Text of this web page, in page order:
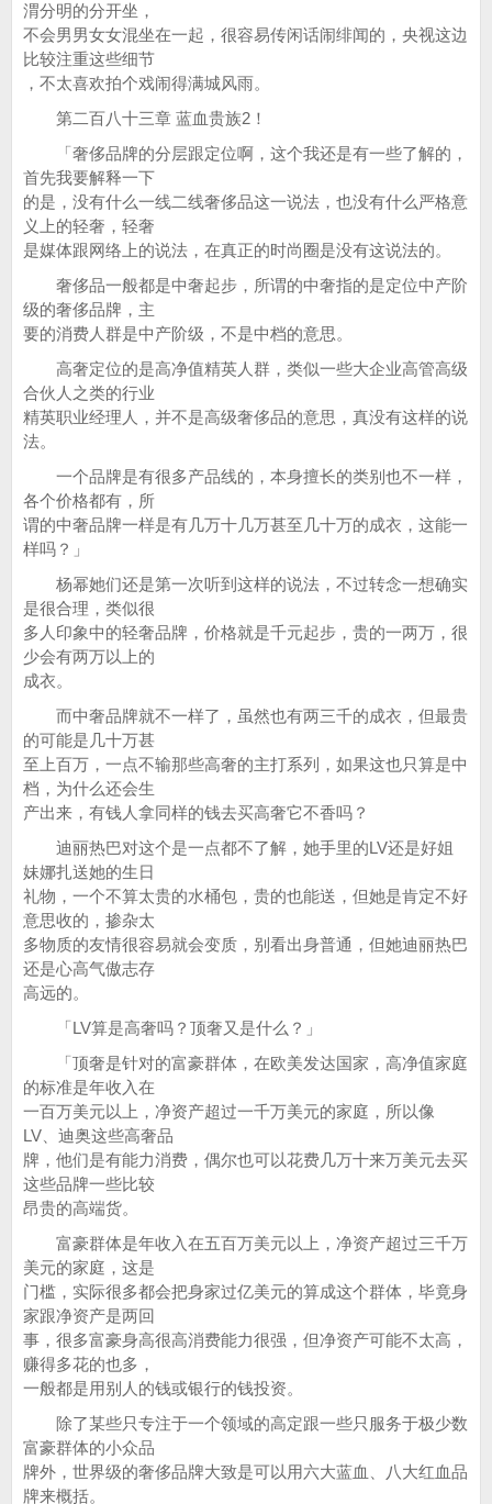
渭分明的分开坐，
不会男男女女混坐在一起，很容易传闲话闹绯闻的，央视这边
比较注重这些细节
，不太喜欢拍个戏闹得满城风雨。
第二百八十三章 蓝血贵族2！
「奢侈品牌的分层跟定位啊，这个我还是有一些了解的，
首先我要解释一下
的是，没有什么一线二线奢侈品这一说法，也没有什么严格意
义上的轻奢，轻奢
是媒体跟网络上的说法，在真正的时尚圈是没有这说法的。
奢侈品一般都是中奢起步，所谓的中奢指的是定位中产阶
级的奢侈品牌，主
要的消费人群是中产阶级，不是中档的意思。
高奢定位的是高净值精英人群，类似一些大企业高管高级
合伙人之类的行业
精英职业经理人，并不是高级奢侈品的意思，真没有这样的说
法。
一个品牌是有很多产品线的，本身擅长的类别也不一样，
各个价格都有，所
谓的中奢品牌一样是有几万十几万甚至几十万的成衣，这能一
样吗？」
杨幂她们还是第一次听到这样的说法，不过转念一想确实
是很合理，类似很
多人印象中的轻奢品牌，价格就是千元起步，贵的一两万，很
少会有两万以上的
成衣。
而中奢品牌就不一样了，虽然也有两三千的成衣，但最贵
的可能是几十万甚
至上百万，一点不输那些高奢的主打系列，如果这也只算是中
档，为什么还会生
产出来，有钱人拿同样的钱去买高奢它不香吗？
迪丽热巴对这个是一点都不了解，她手里的LV还是好姐
妹娜扎送她的生日
礼物，一个不算太贵的水桶包，贵的也能送，但她是肯定不好
意思收的，掺杂太
多物质的友情很容易就会变质，别看出身普通，但她迪丽热巴
还是心高气傲志存
高远的。
「LV算是高奢吗？顶奢又是什么？」
「顶奢是针对的富豪群体，在欧美发达国家，高净值家庭
的标准是年收入在
一百万美元以上，净资产超过一千万美元的家庭，所以像
LV、迪奥这些高奢品
牌，他们是有能力消费，偶尔也可以花费几万十来万美元去买
这些品牌一些比较
昂贵的高端货。
富豪群体是年收入在五百万美元以上，净资产超过三千万
美元的家庭，这是
门槛，实际很多都会把身家过亿美元的算成这个群体，毕竟身
家跟净资产是两回
事，很多富豪身高很高消费能力很强，但净资产可能不太高，
赚得多花的也多，
一般都是用别人的钱或银行的钱投资。
除了某些只专注于一个领域的高定跟一些只服务于极少数
富豪群体的小众品
牌外，世界级的奢侈品牌大致是可以用六大蓝血、八大红血品
牌来概括。